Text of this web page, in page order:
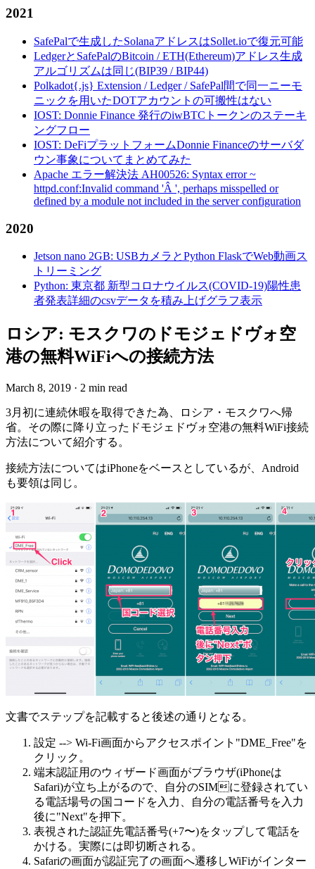
2021
SafePalで生成したSolanaアドレスはSollet.ioで復元可能
LedgerとSafePalのBitcoin / ETH(Ethereum)アドレス生成
アルゴリズムは同じ(BIP39 / BIP44)
Polkadot{.js} Extension / Ledger / SafePal間で同一ニーモ
ニックを用いたDOTアカウントの可搬性はない
IOST: Donnie Finance 発行のiwBTCトークンのステーキ
ングフロー
IOST: DeFiプラットフォームDonnie Financeのサーバダ
ウン事象についてまとめてみた
Apache エラー解決法 AH00526: Syntax error ~
httpd.conf:Invalid command 'Â ', perhaps misspelled or
defined by a module not included in the server configuration
2020
Jetson nano 2GB: USBカメラとPython FlaskでWeb動画ス
トリーミング
Python: 東京都 新型コロナウイルス(COVID-19)陽性患
者発表詳細のcsvデータを積み上げグラフ表示
ロシア: モスクワのドモジェドヴォ空
港の無料WiFiへの接続方法
March 8, 2019 · 2 min read
3月初に連続休暇を取得できた為、ロシア・モスクワへ帰
省。その際に降り立ったドモジェドヴォ空港の無料WiFi接続
方法について紹介する。
接続方法についてはiPhoneをベースとしているが、Android
も要領は同じ。
文書でステップを記載すると後述の通りとなる。
設定 --> Wi-Fi画面からアクセスポイント"DME_Free"を
クリック。
端末認証用のウィザード画面がブラウザ(iPhoneは
Safari)が立ち上がるので、自分のSIMに登録されてい
る電話場号の国コードを入力、自分の電話番号を入力
後に"Next"を押下。
表視された認証先電話番号(+7〜)をタップして電話を
かける。実際には即切断される。
Safariの画面が認証完了の画面へ遷移しWiFiがインター